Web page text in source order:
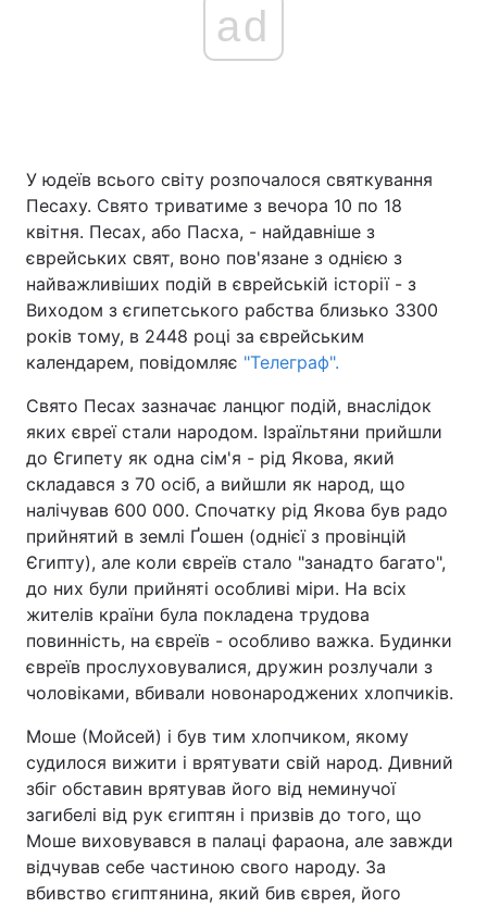
Головна Війна
Економіка Світ
Спорт Наука
Техно і зв'язок Лайт
Зброя Інциденти
Здоров'я Туризм
Цікавинки Погода
Лонгріди
Відео з Youtube Статті
Інтерв'ю Думки
ad
У юдеїв всього світу розпочалося святкування
Песаху. Свято триватиме з вечора 10 по 18
квітня. Песах, або Пасха, - найдавніше з
єврейських свят, воно пов'язане з однією з
найважливіших подій в єврейській історії - з
Виходом з єгипетського рабства близько 3300
років тому, в 2448 році за єврейським
календарем, повідомляє "Телеграф".
Свято Песах зазначає ланцюг подій, внаслідок
яких євреї стали народом. Ізраїльтяни прийшли
до Єгипету як одна сім'я - рід Якова, який
складався з 70 осіб, а вийшли як народ, що
налічував 600 000. Спочатку рід Якова був радо
прийнятий в землі Ґошен (однієї з провінцій
Єгипту), але коли євреїв стало "занадто багато",
до них були прийняті особливі міри. На всіх
жителів країни була покладена трудова
повинність, на євреїв - особливо важка. Будинки
євреїв прослуховувалися, дружин розлучали з
чоловіками, вбивали новонароджених хлопчиків.
Моше (Мойсей) і був тим хлопчиком, якому
судилося вижити і врятувати свій народ. Дивний
збіг обставин врятував його від неминучої
загибелі від рук єгиптян і призвів до того, що
Моше виховувався в палаці фараона, але завжди
відчував себе частиною свого народу. За
вбивство єгиптянина, який бив єврея, його